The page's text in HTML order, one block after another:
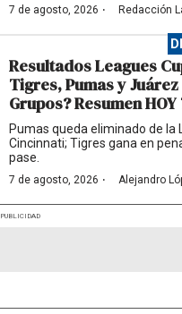
7 de agosto, 2026 · Redacción
Resultados Leagues
Tigres, Pumas y
Grupos? Resumen
Pumas queda eliminado de la
Cincinnati; Tigres gana en
pase.
7 de agosto, 2026 · Alejandro
PUBLICIDAD